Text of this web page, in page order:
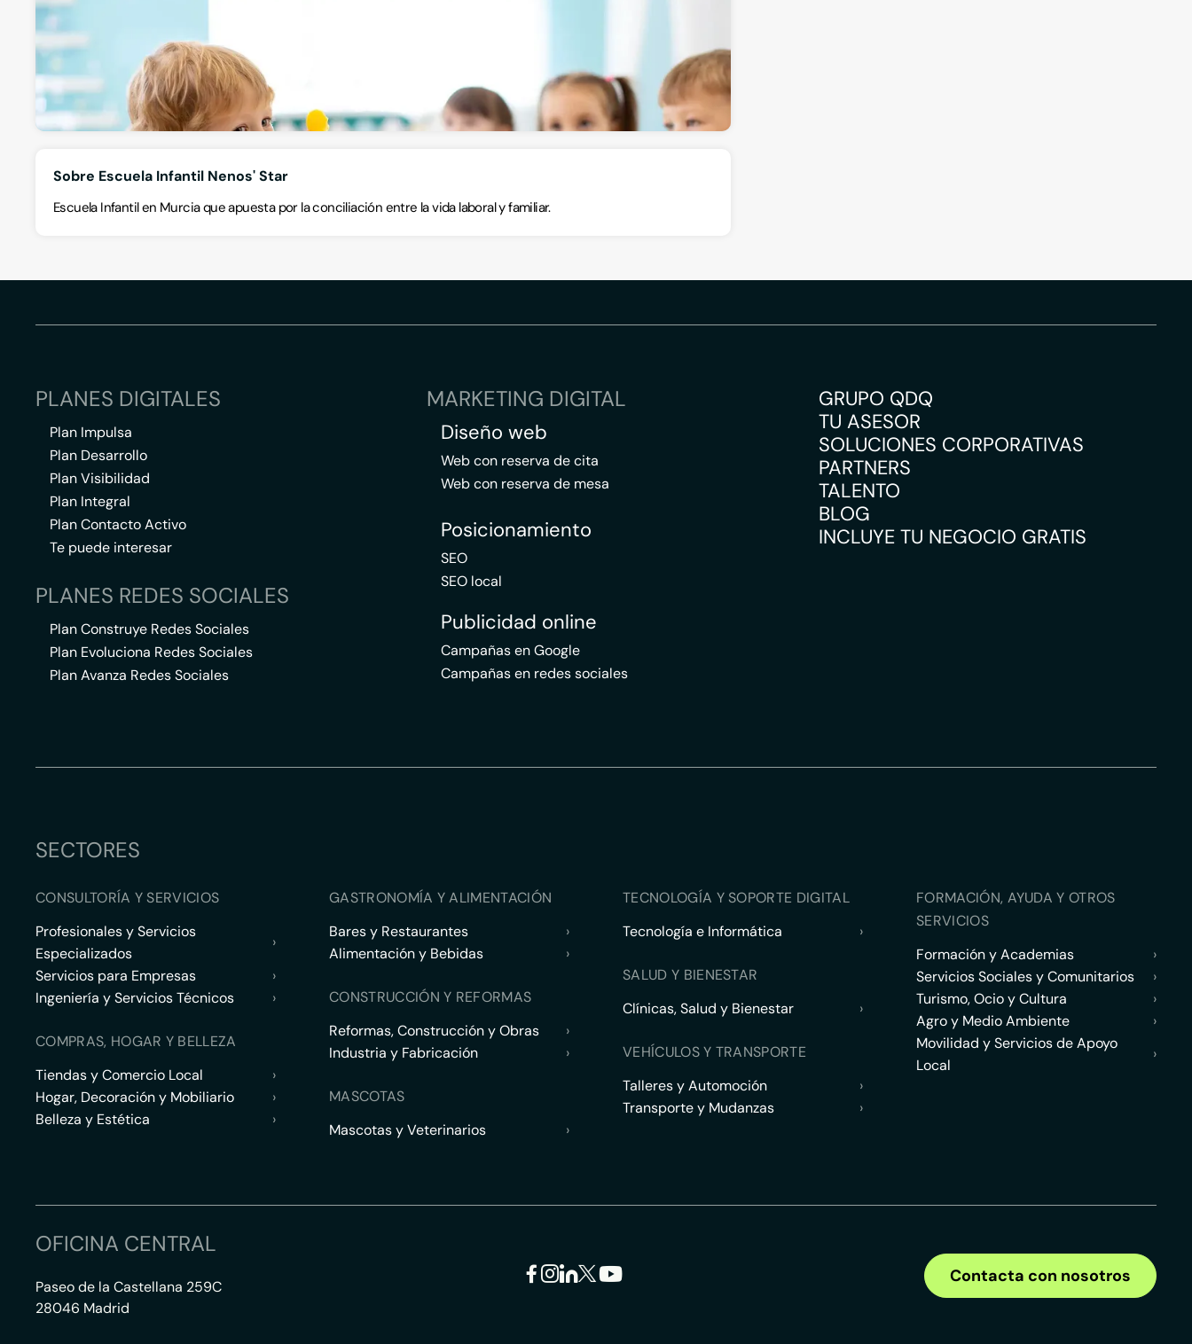
Guarderías y Escuelas infantiles
Calle Catedratico Fernando Piñuela 5, 30100, Murcia, Murcia
Ver teléfono
Sobre Escuela Infantil Nenos' Star
Escuela Infantil en Murcia que apuesta por la conciliación entre la vida laboral y familiar.
PLANES DIGITALES
Plan Impulsa
Plan Desarrollo
Plan Visibilidad
Plan Integral
Plan Contacto Activo
Te puede interesar
PLANES REDES SOCIALES
Plan Construye Redes Sociales
Plan Evoluciona Redes Sociales
Plan Avanza Redes Sociales
MARKETING DIGITAL
Diseño web
Web con reserva de cita
Web con reserva de mesa
Posicionamiento
SEO
SEO local
Publicidad online
Campañas en Google
Campañas en redes sociales
GRUPO QDQ
TU ASESOR
SOLUCIONES CORPORATIVAS
PARTNERS
TALENTO
BLOG
INCLUYE TU NEGOCIO GRATIS
SECTORES
CONSULTORÍA Y SERVICIOS
Profesionales y Servicios
Especializados
›
Servicios para Empresas
›
Ingeniería y Servicios Técnicos
›
COMPRAS, HOGAR Y BELLEZA
Tiendas y Comercio Local
›
Hogar, Decoración y Mobiliario
›
Belleza y Estética
›
GASTRONOMÍA Y ALIMENTACIÓN
Bares y Restaurantes
›
Alimentación y Bebidas
›
CONSTRUCCIÓN Y REFORMAS
Reformas, Construcción y Obras
›
Industria y Fabricación
›
MASCOTAS
Mascotas y Veterinarios
›
TECNOLOGÍA Y SOPORTE DIGITAL
Tecnología e Informática
›
SALUD Y BIENESTAR
Clínicas, Salud y Bienestar
›
VEHÍCULOS Y TRANSPORTE
Talleres y Automoción
›
Transporte y Mudanzas
›
FORMACIÓN, AYUDA Y OTROS
SERVICIOS
Formación y Academias
›
Servicios Sociales y Comunitarios
›
Turismo, Ocio y Cultura
›
Agro y Medio Ambiente
›
Movilidad y Servicios de Apoyo
Local
›
OFICINA CENTRAL
Paseo de la Castellana 259C
28046 Madrid
Contacta con nosotros